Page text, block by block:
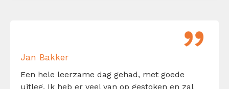
Jan Bakker
Een hele leerzame dag gehad, met goede
uitleg. Ik heb er veel van op gestoken en zal